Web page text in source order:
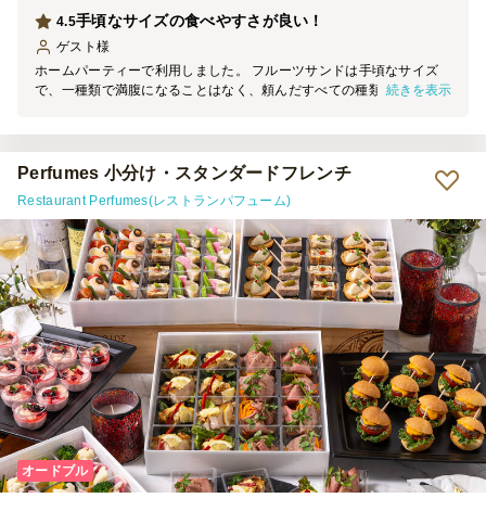
手頃なサイズの食べやすさが良い！
4.5
ゲスト 様
ホームパーティーで利用しました。 フルーツサンドは手頃なサイズ
で、一種類で満腹になることはなく、頼んだすべての種類を美味しく
ったです。箱に貼り紙がありどの味がどこの列かわかるようになって
いたので、子供達も食べやすそうでした。
続きを表示
Perfumes 小分け・スタンダードフレンチ
Restaurant Perfumes(レストランパフューム)
オードブル